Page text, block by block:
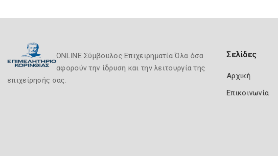
ONLINE Σύμβουλος Επιχειρηματία Όλα όσα
αφορούν την ίδρυση και την λειτουργία της
επιχείρησής σας.
Σελίδες
Αρχική
Επικοινωνία